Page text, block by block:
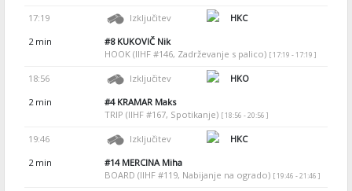
17:19 Izključitev
HKC
2 min
#8KUKOVIČ Nik
HOOK (IIHF #146, Zadrževanje s palico) [ 17:19 - 17:19 ]
18:56 Izključitev
HKO
2 min
#4KRAMAR Maks
TRIP (IIHF #167, Spotikanje) [ 18:56 - 20:56 ]
19:46 Izključitev
HKC
2 min
#14MERCINA Miha
BOARD (IIHF #119, Nabijanje na ogrado) [ 19:46 - 21:46 ]